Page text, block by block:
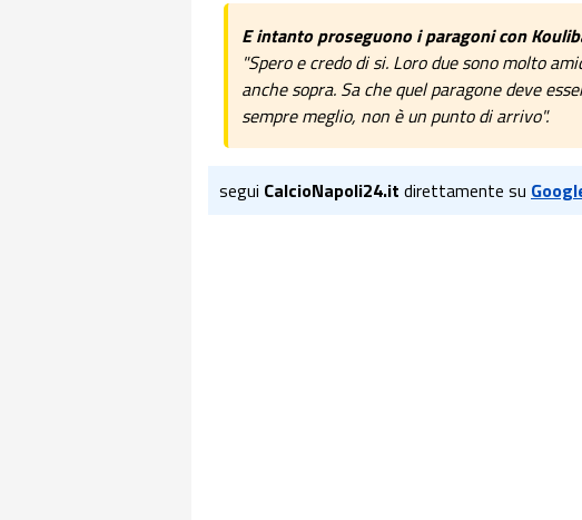
E intanto proseguono i paragoni con
"Spero e credo di si. Loro due sono molto
anche sopra. Sa che quel paragone deve
sempre meglio, non è un punto di arrivo".
segui CalcioNapoli24.it direttamente su